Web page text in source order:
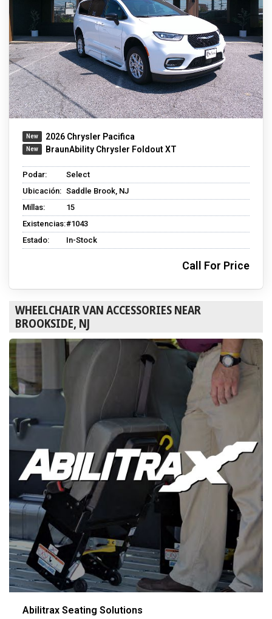
2026 Chrysler Pacifica
BraunAbility Chrysler Foldout XT
Podar:
Select
Ubicación: Saddle Brook, NJ
Millas:
15
Existencias:#1043
Estado:
In-Stock
Call For Price
WHEELCHAIR VAN ACCESSORIES NEAR
BROOKSIDE, NJ
Abilitrax Seating Solutions